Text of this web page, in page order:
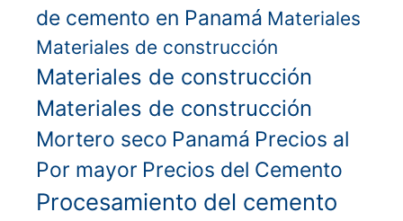
de cemento en Panamá Materiales
Materiales de construcción
Materiales de construcción
Materiales de construcción
Mortero seco Panamá Precios al
Por mayor Precios del Cemento
Procesamiento del cemento